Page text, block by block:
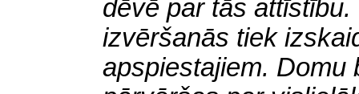
dēvē par tās
izvēršanās tiek
apspiestajiem. Domu